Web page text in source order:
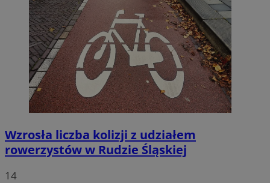
Wzrosła liczba kolizji z udziałem
rowerzystów w Rudzie Śląskiej
14